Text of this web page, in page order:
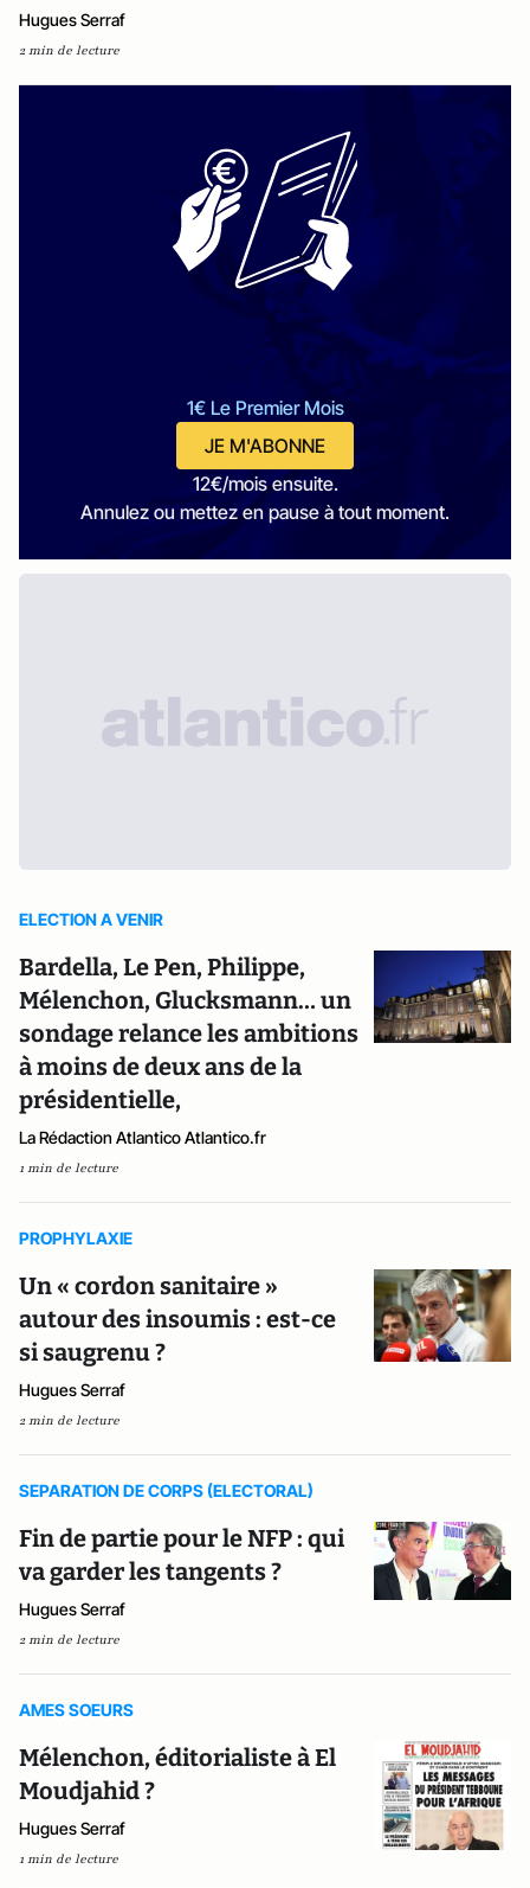
Hugues Serraf
2 min de lecture
1€ Le Premier Mois
JE M'ABONNE
12€/mois ensuite.
Annulez ou mettez en pause à tout moment.
ELECTION A VENIR
Bardella, Le Pen, Philippe,
Mélenchon, Glucksmann… un
sondage relance les ambitions
à moins de deux ans de la
présidentielle,
La Rédaction Atlantico Atlantico.fr
1 min de lecture
PROPHYLAXIE
Un « cordon sanitaire »
autour des insoumis : est-ce
si saugrenu ?
Hugues Serraf
2 min de lecture
SEPARATION DE CORPS (ELECTORAL)
Fin de partie pour le NFP : qui
va garder les tangents ?
Hugues Serraf
2 min de lecture
AMES SOEURS
Mélenchon, éditorialiste à El
Moudjahid ?
Hugues Serraf
1 min de lecture